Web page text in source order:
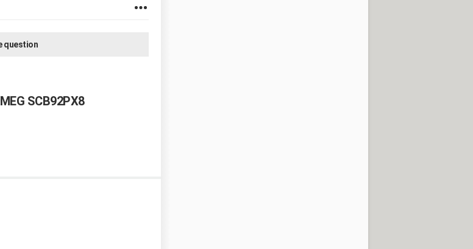
question
SCB92PX8